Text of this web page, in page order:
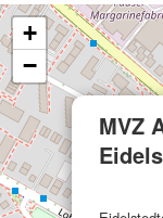
MVZ
+
−
Ihre Einwilligung und
Website/App.
Partnerliste
Wir nutzen Ihre Daten
IAB-
Speichern von
Informationen
Verwendung